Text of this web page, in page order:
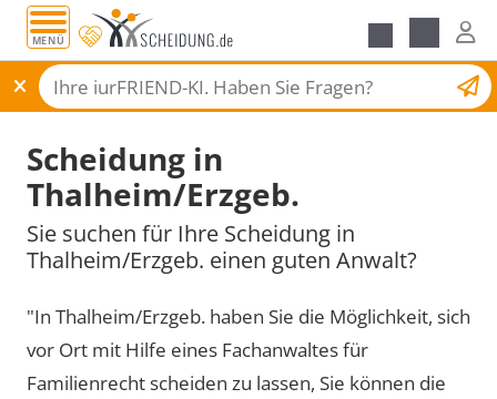
MENÜ
Scheidungsantrag
Scheidung in
Thalheim/Erzgeb.
Sie suchen für Ihre Scheidung in
Thalheim/Erzgeb. einen guten Anwalt?
"In Thalheim/Erzgeb. haben Sie die Möglichkeit, sich
vor Ort mit Hilfe eines Fachanwaltes für
Familienrecht scheiden zu lassen, Sie können die